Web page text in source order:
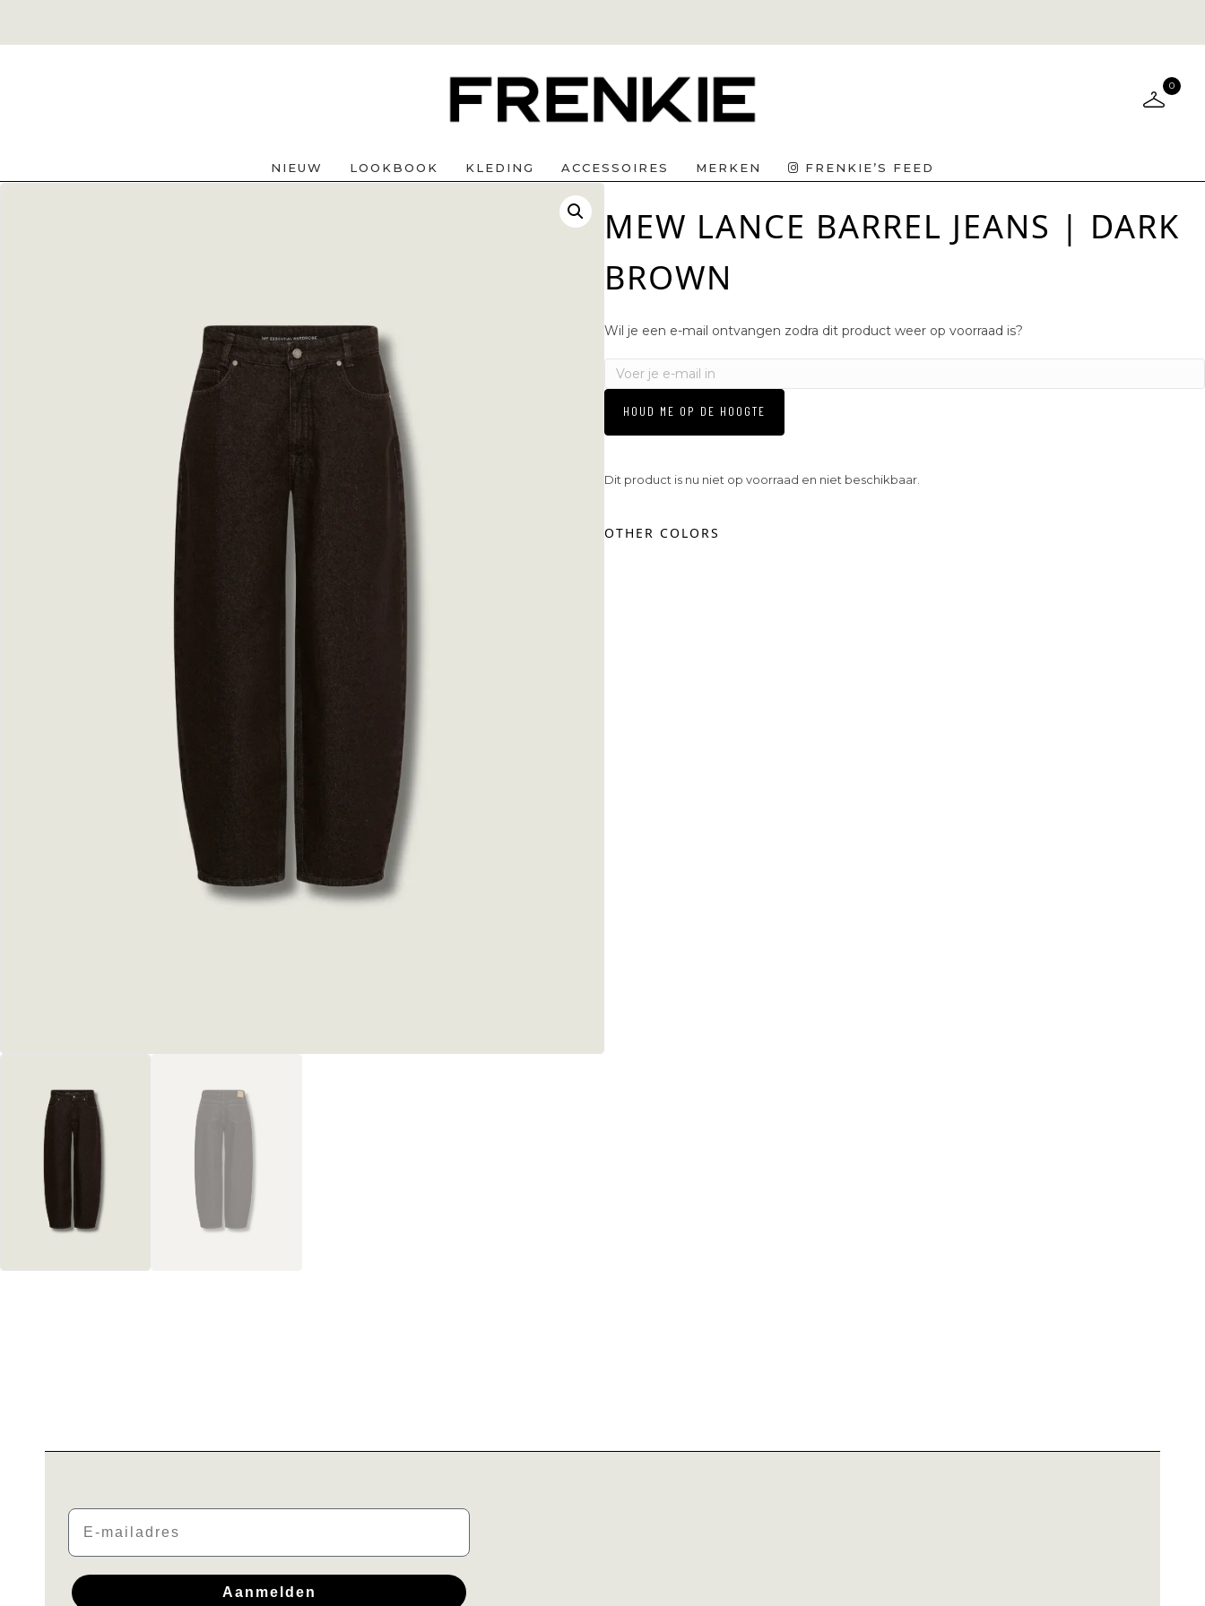
0
NIEUW LOOKBOOK KLEDING ACCESSOIRES MERKEN FRENKIE’S FEED
MEW LANCE BARREL JEANS | DARK
BROWN
Wil je een e-mail ontvangen zodra dit product weer op voorraad is?
HOUD ME OP DE HOOGTE
Dit product is nu niet op voorraad en niet beschikbaar.
OTHER COLORS
Email
Aanmelden